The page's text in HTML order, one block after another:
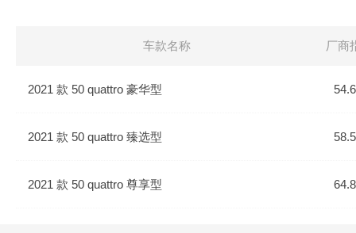
车款名称 厂商
2021 款 50 quattro 豪华型
2021 款 50 quattro 臻选型
2021 款 50 quattro 尊享型